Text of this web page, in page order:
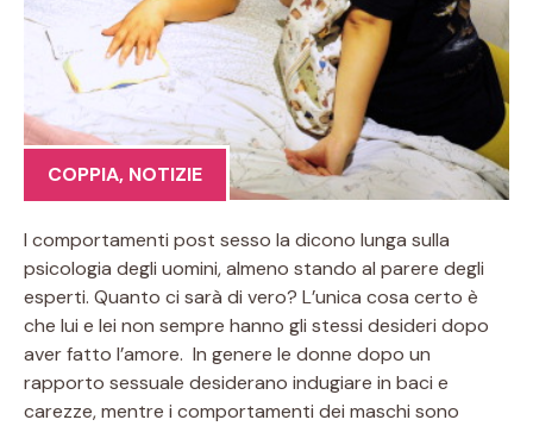
COPPIA, NOTIZIE
I comportamenti post sesso la dicono lunga sulla
psicologia degli uomini, almeno stando al parere degli
esperti. Quanto ci sarà di vero? L’unica cosa certo è
che lui e lei non sempre hanno gli stessi desideri dopo
aver fatto l’amore. In genere le donne dopo un
rapporto sessuale desiderano indugiare in baci e
carezze, mentre i comportamenti dei maschi sono